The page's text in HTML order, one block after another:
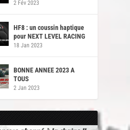
2 Fév 2023
HF8 : un coussin haptique
pour NEXT LEVEL RACING
18 Jan 2023
BONNE ANNEE 2023 A
TOUS
2 Jan 2023